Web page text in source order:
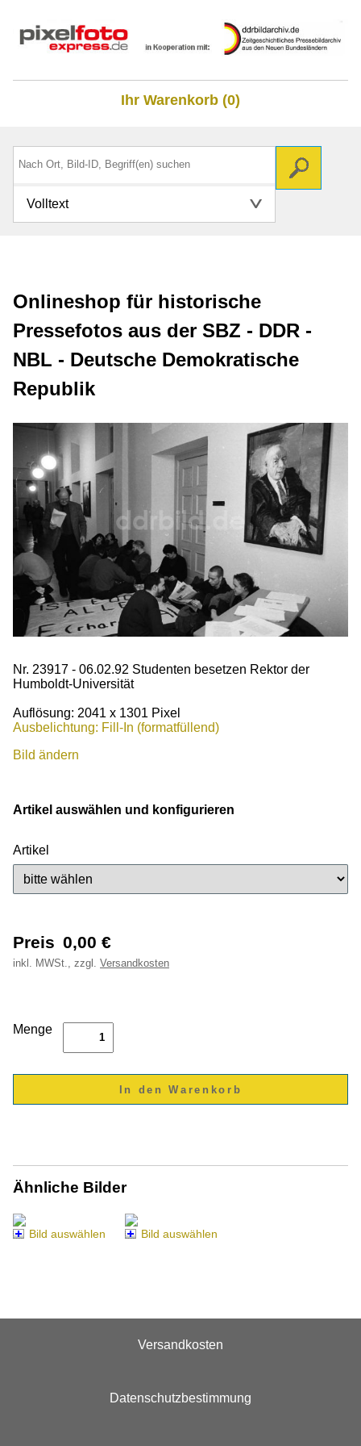
Ihr Warenkorb (0)
Volltext
Onlineshop für historische
Pressefotos aus der SBZ - DDR -
NBL - Deutsche Demokratische
Republik
Nr. 23917 - 06.02.92 Studenten besetzen Rektor der
Humboldt-Universität
Auflösung: 2041 x 1301 Pixel
Ausbelichtung: Fill-In (formatfüllend)
Bild ändern
Artikel auswählen und konfigurieren
Artikel
Preis 0,00 €
inkl. MWSt., zzgl. Versandkosten
Menge
Ähnliche Bilder
Bild auswählen Bild auswählen
Versandkosten
Datenschutzbestimmung